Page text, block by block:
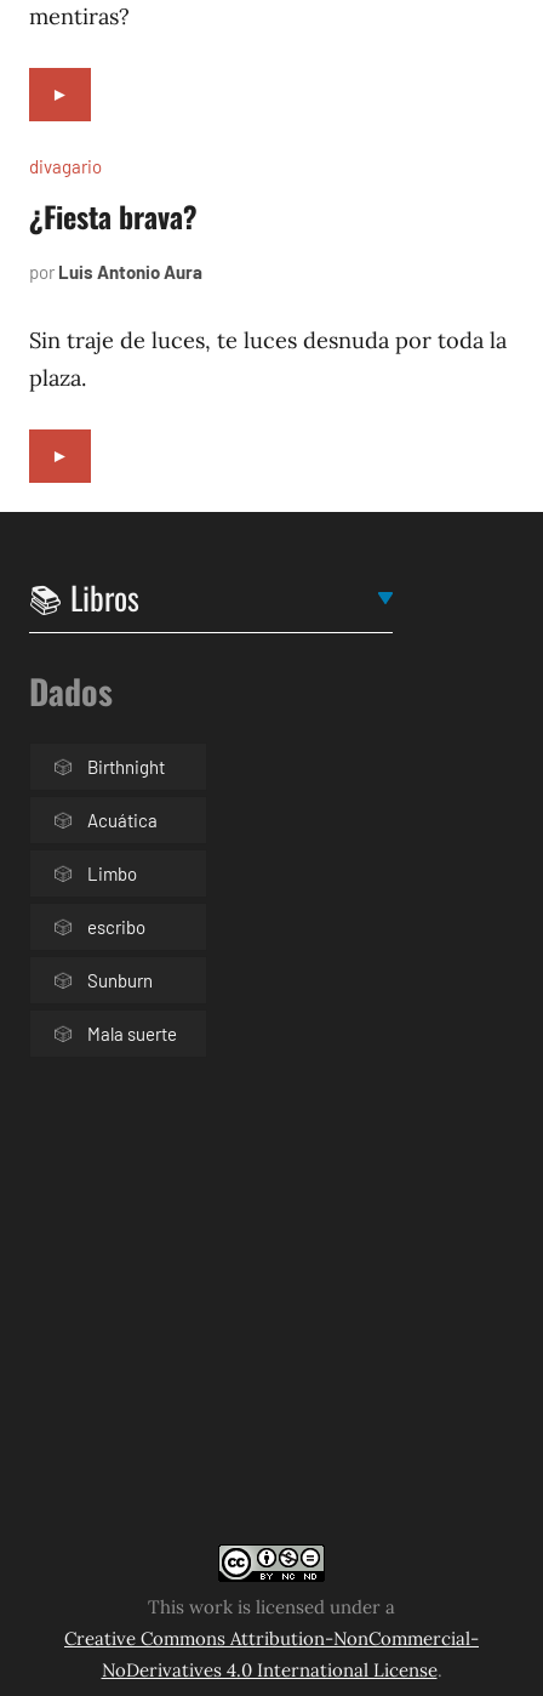
mentiras?
►
divagario
¿Fiesta brava?
por Luis Antonio Aura
1994
Sin traje de luces, te luces desnuda por toda la
plaza.
►
Dados
Birthnight
Acuática
Limbo
escribo
Sunburn
Mala suerte
This work is licensed under a
Creative Commons Attribution-NonCommercial-
NoDerivatives 4.0 International License.